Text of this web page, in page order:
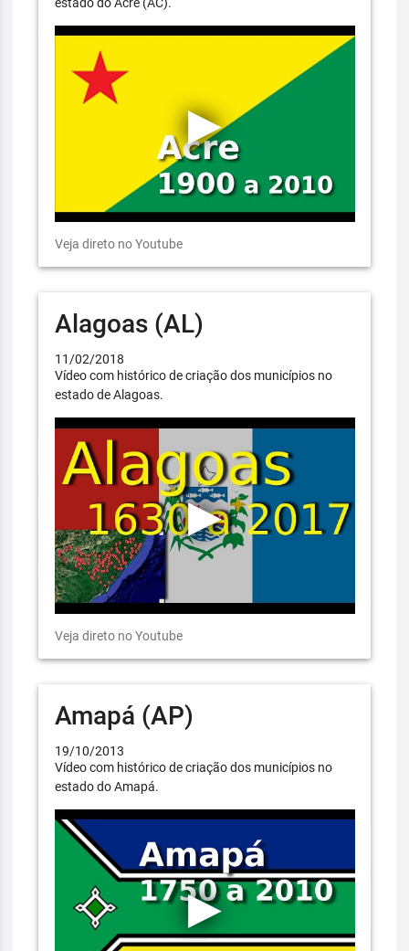
Veja direto no Youtube
Alagoas (AL)
11/02/2018
Vídeo com histórico de criação dos municípios no
estado de Alagoas.
Veja direto no Youtube
Amapá (AP)
19/10/2013
Vídeo com histórico de criação dos municípios no
estado do Amapá.